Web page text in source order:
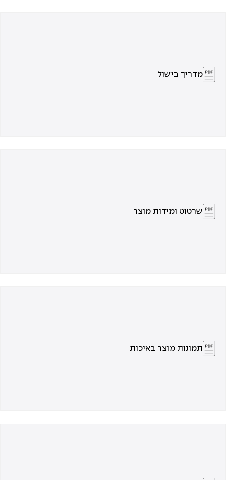
מדריך בישול
שרטוט ומידות מוצר
תמונות מוצר באיכות